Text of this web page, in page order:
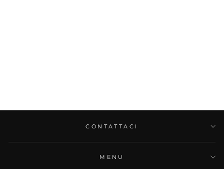
CONTATTACI
MENU